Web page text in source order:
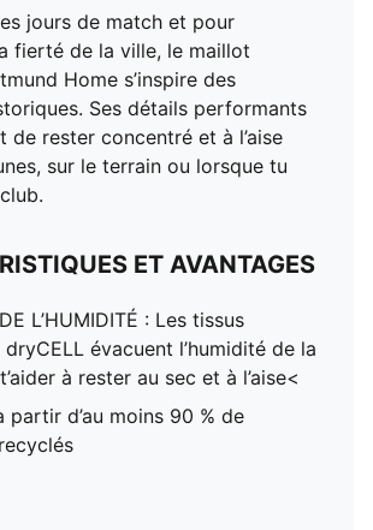
jours de match et pour
fierté de la ville, le maillot
Home s’inspire des
Ses détails performants
de rester concentré et à l’aise
sur le terrain ou lorsque tu
ET AVANTAGES
L’HUMIDITÉ : Les tissus
évacuent l’humidité de la
à rester au sec et à l’aise<
partir d’au moins 90 % de